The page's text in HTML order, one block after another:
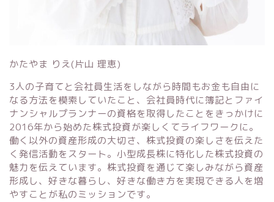
かたやま りえ(片山 理恵)
3人の子育てと会社員生活をしながら時間もお金も自由に
なる方法を模索していたこと、会社員時代に簿記とファイ
ナンシャルプランナーの資格を取得したことをきっかけに
2016年から始めた株式投資が楽しくてライフワークに。
働く以外の資産形成の大切さ、株式投資の楽しさを伝えた
く発信活動をスタート。小型成長株に特化した株式投資の
魅力を伝えています。株式投資を通じて楽しみながら資産
形成し、好きな暮らし、好きな働き方を実現できる人を増
やすことが私のミッションです。